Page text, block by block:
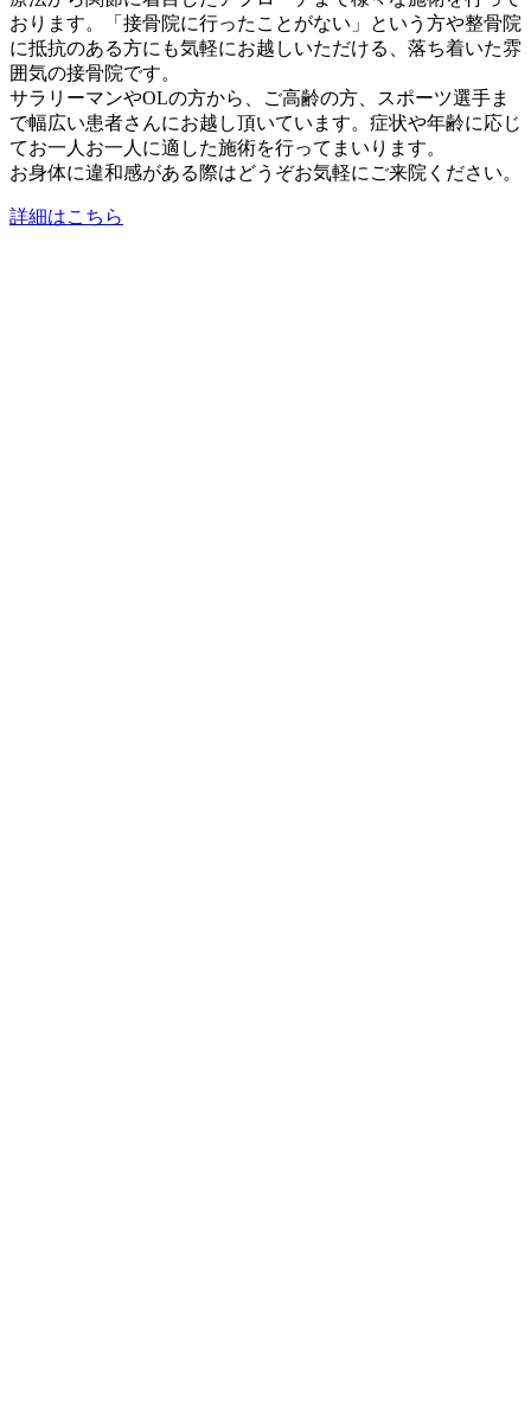
おります。「接骨院に行ったことがない」という方や整骨院
に抵抗のある方にも気軽にお越しいただける、落ち着いた雰
囲気の接骨院です。
サラリーマンやOLの方から、ご高齢の方、スポーツ選手ま
で幅広い患者さんにお越し頂いています。症状や年齢に応じ
てお一人お一人に適した施術を行ってまいります。
お身体に違和感がある際はどうぞお気軽にご来院ください。
詳細はこちら